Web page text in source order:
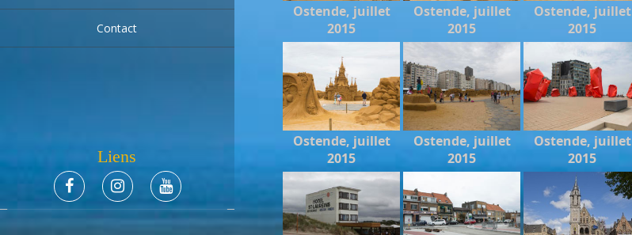
Contact
Liens
Ostende, juillet
2015
Ostende, juillet
2015
Ostende, juillet
2015
Ostende, juillet
2015
Ostende, juillet
2015
Ostende, juillet
2015